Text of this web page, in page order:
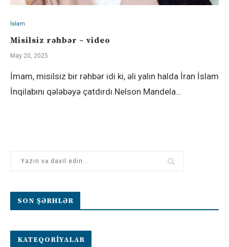
İslam
Misilsiz rəhbər – video
May 20, 2025
İmam, misilsiz bir rəhbər idi ki, əli yalın halda İran İslam
İnqilabını qələbəyə çatdırdı.Nelson Mandela…
SON ŞƏRHLƏR
KATEQORIYALAR